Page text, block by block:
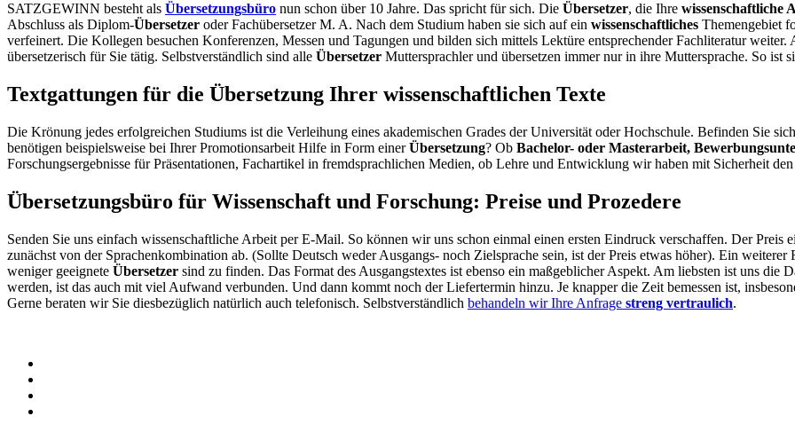
SATZGEWINN besteht als Übersetzungsbüro nun schon über 10 Jahre. Das spricht für sich. Die Übersetzer, die Ihre wissenschaftliche
Abschluss als Diplom-Übersetzer oder Fachübersetzer M. A. Nach dem Studium haben sie sich auf ein wissenschaftliches Themengebiet
verfeinert. Die Kollegen besuchen Konferenzen, Messen und Tagungen und bilden sich mittels Lektüre entsprechender Fachliteratur
übersetzerisch für Sie tätig. Selbstverständlich sind alle Übersetzer Muttersprachler und übersetzen immer nur in ihre Muttersprache. So ist
Textgattungen für die Übersetzung Ihrer wissenschaftlichen Texte
Die Krönung jedes erfolgreichen Studiums ist die Verleihung eines akademischen Grades der Universität oder Hochschule. Befinden Sie
benötigen beispielsweise bei Ihrer Promotionsarbeit Hilfe in Form einerÜbersetzung? Ob Bachelor- oder Masterarbeit,
Forschungsergebnisse für Präsentationen, Fachartikel in fremdsprachlichen Medien, ob Lehre und Entwicklung wir haben mit Sicherheit
Übersetzungsbüro für Wissenschaft und Forschung: Preise und Prozedere
Senden Sie uns einfach wissenschaftliche Arbeit per E-Mail. So können wir uns schon einmal einen ersten Eindruck verschaffen. Der Preis
zunächst von der Sprachenkombination ab. (Sollte Deutsch weder Ausgangs- noch Zielsprache sein, ist der Preis etwas höher). Ein
weniger geeignete Übersetzer sind zu finden. Das Format des Ausgangstextes ist ebenso ein maßgeblicher Aspekt. Am liebsten ist uns
werden, ist das auch mit viel Aufwand verbunden. Und dann kommt noch der Liefertermin hinzu. Je knapper die Zeit bemessen ist,
Gerne beraten wir Sie diesbezüglich natürlich auch telefonisch. Selbstverständlich behandeln wir Ihre Anfrage streng vertraulich.